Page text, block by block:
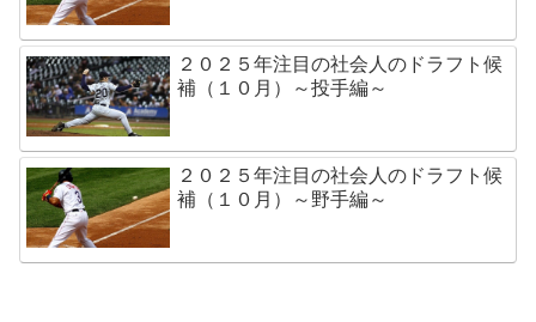
２０２５年注目の社会人のドラフト候
補（１０月）～投手編～
２０２５年注目の社会人のドラフト候
補（１０月）～野手編～